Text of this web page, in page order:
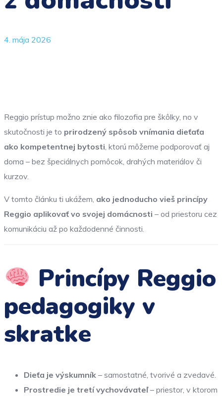
4. mája 2026
Reggio prístup možno znie ako filozofia pre škôlky, no v
skutočnosti je to prirodzený spôsob vnímania dieťaťa
ako kompetentnej bytosti , ktorú môžeme podporovať aj
doma – bez špeciálnych pomôcok, drahých materiálov či
kurzov.
V tomto článku ti ukážem, ako jednoducho vieš princípy
Reggio aplikovať vo svojej domácnosti – od priestoru cez
komunikáciu až po každodenné činnosti.
Princípy Reggio
pedagogiky v
skratke
Dieťa je výskumník – samostatné, tvorivé a zvedavé.
Prostredie je tretí vychovávateľ– priestor, v ktorom